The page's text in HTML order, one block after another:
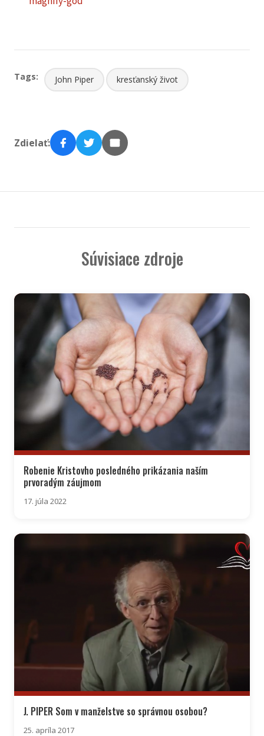
Tags: John Piper kresťanský život
Zdielať:
Súvisiace zdroje
Robenie Kristovho posledného prikázania naším
prvoradým záujmom
17. júla 2022
J. PIPER Som v manželstve so správnou osobou?
25. apríla 2017